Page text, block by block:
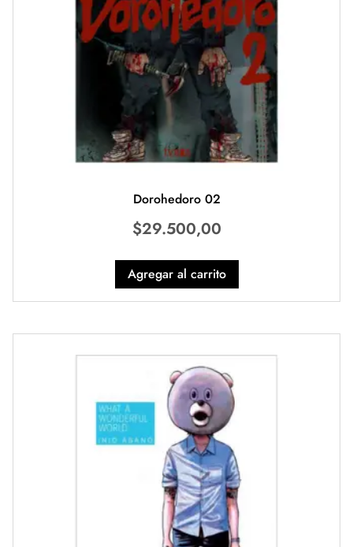
Dorohedoro 02
$29.500,00
Agregar al carrito